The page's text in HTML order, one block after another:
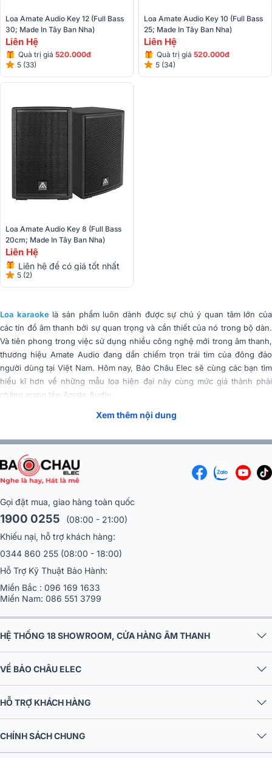
Loa Amate Audio Key 12 (Full Bass
30; Made In Tây Ban Nha)
Liên Hệ
Quà trị giá 520.000đ
5 (33)
Loa Amate Audio Key 10 (Full Bass
25; Made In Tây Ban Nha)
Liên Hệ
Quà trị giá 520.000đ
5 (34)
Loa Amate Audio Key 8 (Full Bass
20cm; Made In Tây Ban Nha)
Liên Hệ
Liên hệ để có giá tốt nhất
5 (2)
Loa karaokelà sản phẩm luôn dành được sự chú ý quan tâm lớn của
các tín đồ âm thanh bởi sự quan trọng và cần thiết của nó trong bộ dàn.
Và tiên phong trong việc sử dụng nhiều công nghệ mới trong âm thanh,
thương hiệu Amate Audio đang dần chiếm trọn trái tim của đông đảo
người dùng tại Việt Nam. Hôm nay, Bảo Châu Elec sẽ cùng các bạn tìm
hiểu kĩ hơn về những mẫu loa hiện đại này cùng mức giá thành phải
chăng mang tên Amate Audio.
Nguồn gốc xuất xứ thương hiệu Amate
Audio
Amate Audio được thành lập bởi Juan Amate, người có niềm đam mê với
âm thanh và ước mơ đem đến âm thanh tự nhiên, hoàn hảo. Có nguồn
gốc từ Tây Ban Nha, hiện nay, Amate đang là một trong những thương
Xem thêm nội dung
Gọi đặt mua, giao hàng toàn quốc
1900 0255
(08:00 - 21:00)
Khiếu nại, hỗ trợ khách hàng:
0344 860 255 (08:00 - 18:00)
Hỗ Trợ Kỹ Thuật Bảo Hành:
Miền Bắc : 096 169 1633
Miền Nam: 086 551 3799
HỆ THỐNG 18 SHOWROOM, CỬA HÀNG ÂM THANH
VỀ BẢO CHÂU ELEC
HỖ TRỢ KHÁCH HÀNG
CHÍNH SÁCH CHUNG